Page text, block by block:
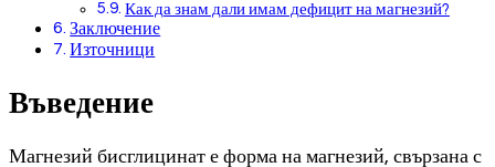
Как да знам дали имам дефицит на магнезий?
Заключение
Източници
Въведение
Магнезий бисглицинат е форма на магнезий, свързана с